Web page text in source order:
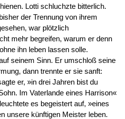
Lotti schluchzte bitterlich.
der Trennung von ihrem
war plötzlich
mehr begreifen, warum er denn
ihn leben lassen solle.
seinem Sinn. Er umschloß seine
dann trennte er sie sanft:
er, »in drei Jahren bist du
Im Vaterlande eines Harrison«
es begeistert auf, »eines
unsere künftigen Meister leben.